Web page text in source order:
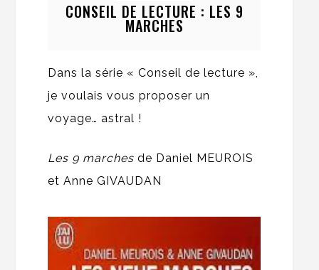
CONSEIL DE LECTURE : LES 9
MARCHES
Dans la série « Conseil de lecture »,
je voulais vous proposer un
voyage… astral !
Les 9 marchesde Daniel MEUROIS
et Anne GIVAUDAN